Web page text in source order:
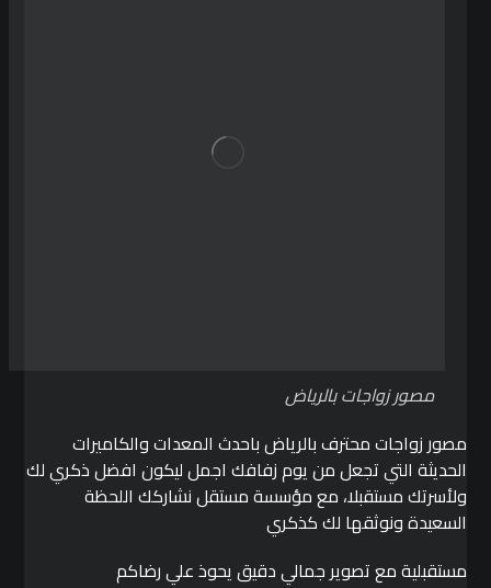
مصور زواجات بالرياض
مصور زواجات محترف بالرياض باحدث المعدات والكاميرات
الحديثة التي تجعل من يوم زفافك اجمل ليكون افضل ذكري لك
ولأسرتك مستقبلا، مع مؤسسة مستقل نشاركك اللحظة
السعيدة ونوثقها لك كذكري
مستقبلية مع تصوير جمالي دقيق يحوذ علي رضاكم